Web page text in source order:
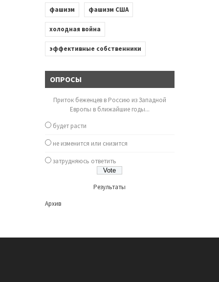
фашизм фашизм США
холодная война
эффективные собственники
ОПРОСЫ
Приток беженцев в Россию из Западной
Европы в ближайшие годы...
будет расти
не изменится или снизится
затрудняюсь ответить
Результаты
Архив